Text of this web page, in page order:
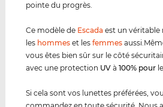
pointe du progrès.
Ce modèle de Escada est un véritable
les hommes et lesfemmes
vous êtes bien sûr sur le côté
avec une protection UV à100% pour
Si cela sont vos lunettes préférées,